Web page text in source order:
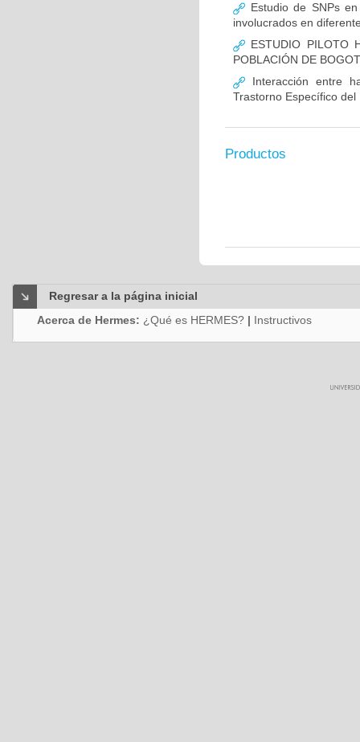
Estudio de SNPs
involucrados en
ESTUDIO PILOTO
POBLACIÓN DE
Interacción entre
Trastorno Específico del
Productos
Regresar a la página inicial
Acerca de Hermes: ¿Qué es HERMES? | Instructivos